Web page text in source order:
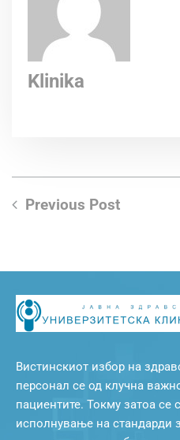
Klinika
Previous Post
Вистинскиот избор на
персонал се од клучна
пациентите. Токму затоа
исполнување на стандарди